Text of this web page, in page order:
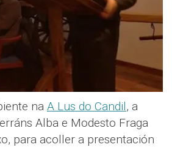
na A Lus do Candil, a
Alba e Modesto Fraga
para acoller a presentación